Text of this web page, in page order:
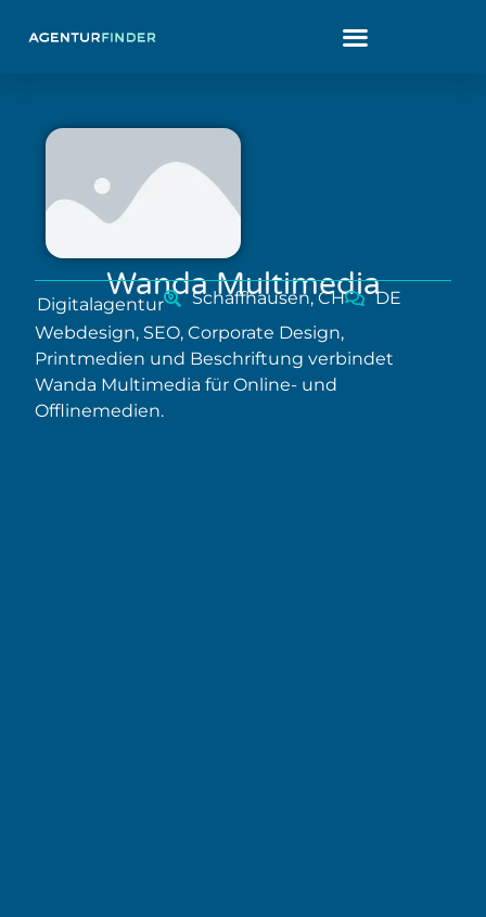
Wanda Multimedia
Digitalagentur Schaffhausen, CH
DE
Webdesign, SEO, Corporate Design,
Printmedien und Beschriftung verbindet
Wanda Multimedia für Online- und
Offlinemedien.